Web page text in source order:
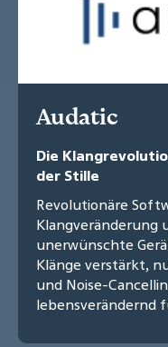
Audatic
Die
der Stille
Revolutionäre
Klangveränderung
unerwünschte
Klänge verstärkt,
und Noise-
lebensverändernd